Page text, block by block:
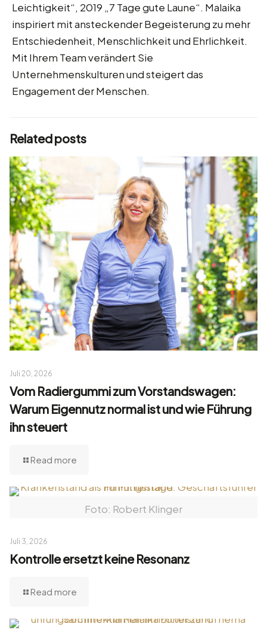
Leichtigkeit“, 2019 „7 Tage gute Laune“. Malaika
inspiriert mit ansteckender Begeisterung zu mehr
Entschiedenheit, Menschlichkeit und Ehrlichkeit.
Mit Ihrem Team verändert Sie
Unternehmenskulturen und steigert das
Engagement der Menschen.
Related posts
Juli 20, 2026
Vom Radiergummi zum Vorstandswagen:
Warum Eigennutz normal ist und wie Führung
ihn steuert
Read more
Foto: Robert Klinger
Juli 3, 2026
Kontrolle ersetzt keine Resonanz
Read more